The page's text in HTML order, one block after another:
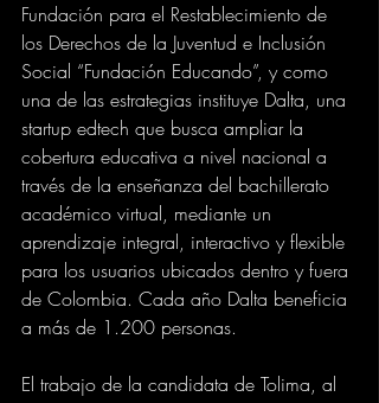
Fundación para el Restablecimiento de
los Derechos de la Juventud e Inclusión
Social “Fundación Educando”, y como
una de las estrategias instituye Dalta, una
startup edtech que busca ampliar la
cobertura educativa a nivel nacional a
través de la enseñanza del bachillerato
académico virtual, mediante un
aprendizaje integral, interactivo y flexible
para los usuarios ubicados dentro y fuera
de Colombia. Cada año Dalta beneficia
a más de 1.200 personas.
El trabajo de la candidata de Tolima, al